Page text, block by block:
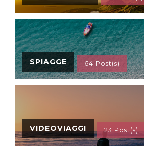
SPIAGGE 64 Post(s)
VIDEOVIAGGI 23 Post(s)